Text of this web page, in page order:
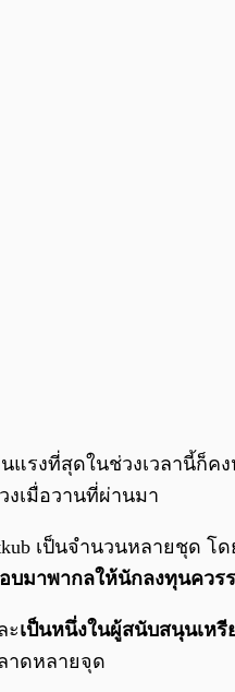
แรงที่สุดในช่วงเวลานี้ก็
เมื่อวานที่ผ่านมา
เป็นจำนวนหลายชุด โ
บมาพากลให้นักลงทุนควร
ะเป็นหนึ่งในผู้สนับสนุนเห
าดหลายจุด